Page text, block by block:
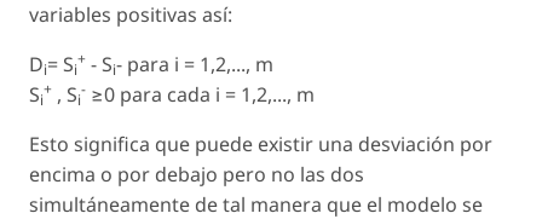
variables positivas así:
Di= Si
+ - Si- para i = 1,2,..., m
Si
+ , Si
- ≥0 para cada i = 1,2,..., m
Esto significa que puede existir una desviación por
encima o por debajo pero no las dos
simultáneamente de tal manera que el modelo se